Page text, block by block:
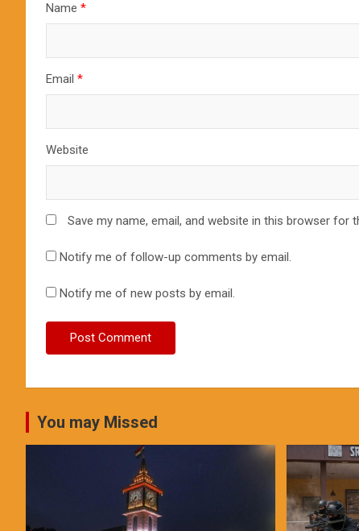
Name *
Email *
Website
Save my name, email, and website in this browser for
Notify me of follow-up comments by email.
Notify me of new posts by email.
You may Missed